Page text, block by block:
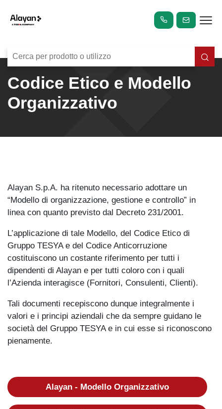
Codice Etico e Modello
Organizzativo
Alayan S.p.A. ha ritenuto necessario adottare un
“Modello di organizzazione, gestione e controllo” in
linea con quanto previsto dal Decreto 231/2001.
L’applicazione di tale Modello, del Codice Etico di
Gruppo TESYA e del Codice Anticorruzione
costituiscono un costante riferimento per tutti i
dipendenti di Alayan e per tutti coloro con i quali
l’Azienda interagisce (Fornitori, Consulenti, Clienti).
Tali documenti recepiscono dunque integralmente i
valori e i principi aziendali che da sempre guidano le
società del Gruppo TESYA e in cui esse si riconoscono
pienamente.
Alayan - Modello Organizzativo